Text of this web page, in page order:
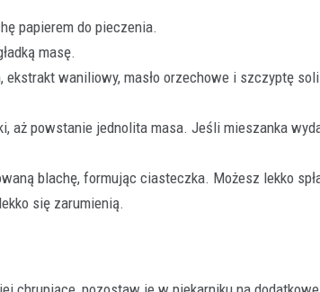
papierem do pieczenia.
masę.
ekstrakt waniliowy, masło orzechowe i szczyptę
aż powstanie jednolita masa. Jeśli mieszanka
blachę, formując ciasteczka. Możesz lekko
się zarumienią.
Hokej
28